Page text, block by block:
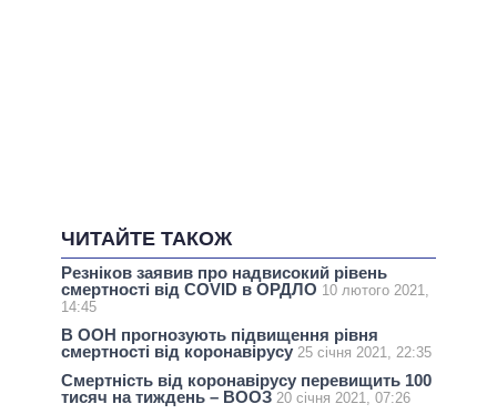
ЧИТАЙТЕ ТАКОЖ
Резніков заявив про надвисокий рівень
смертності від COVID в ОРДЛО 10 лютого 2021,
14:45
В ООН прогнозують підвищення рівня
смертності від коронавірусу 25 січня 2021, 22:35
Смертність від коронавірусу перевищить 100
тисяч на тиждень – ВООЗ 20 січня 2021, 07:26